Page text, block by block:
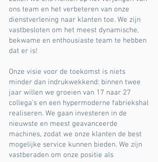
ons team en het verbeteren van onze
dienstverlening naar klanten toe. We zijn
vastbesloten om het meest dynamische,
bekwame en enthousiaste team te hebben
dat er is!
Onze visie voor de toekomst is niets
minder dan indrukwekkend: binnen twee
jaar willen we groeien van 17 naar 27
collega's en een hypermoderne fabriekshal
realiseren. We gaan investeren in de
nieuwste en meest geavanceerde
machines, zodat we onze klanten de best
mogelijke service kunnen bieden. We zijn
vastberaden om onze positie als